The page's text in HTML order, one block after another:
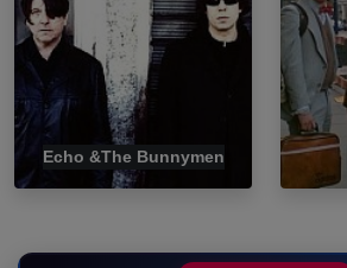
Echo &The Bunnymen